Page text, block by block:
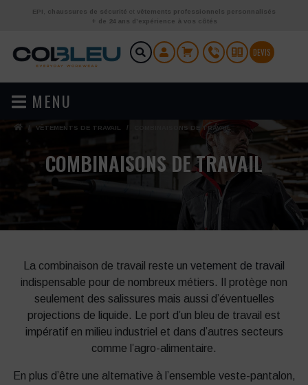
Aller au contenu
EPI chaussures de sécurité et vêtements professionnels personnalisés
+ de 24 ans d’expérience à vos côtés
DEVIS
MENU
VÊTEMENTS DE TRAVAIL / COMBINAISONS DE TRAVAIL
COMBINAISONS DE TRAVAIL
La combinaison de travail reste un vetement de travail
indispensable pour de nombreux métiers. Il protège non
seulement des salissures mais aussi d’éventuelles
projections de liquide. Le port d’un bleu de travail est
impératif en milieu industriel et dans d’autres secteurs
comme l’agro-alimentaire.
En plus d’être une alternative à l’ensemble veste-pantalon,